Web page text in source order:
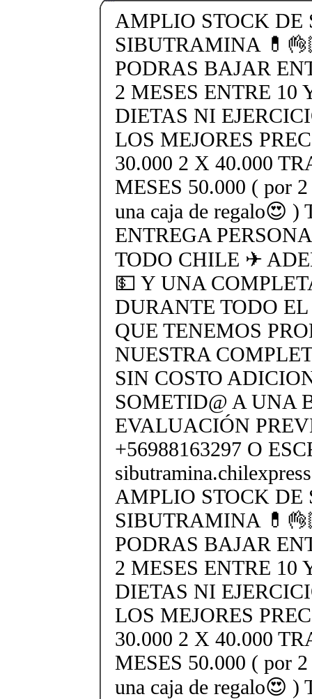
AMPLIO STOCK DE
SIBUTRAMINA
PODRAS BAJAR
2 MESES ENTRE 10
DIETAS NI
LOS MEJORES
30.000 2 X 40.000
MESES 50.000 ( por
una caja de regalo😍 )
ENTREGA
TODO CHILE ✈
💵 Y UNA
DURANTE TODO EL
QUE TENEMOS
NUESTRA
SIN COSTO
SOMETID@ A UNA
EVALUACIÓN
+56988163297 O
AMPLIO STOCK DE
SIBUTRAMINA
PODRAS BAJAR
2 MESES ENTRE 10
DIETAS NI
LOS MEJORES
30.000 2 X 40.000
MESES 50.000 ( por
una caja de regalo😍 )